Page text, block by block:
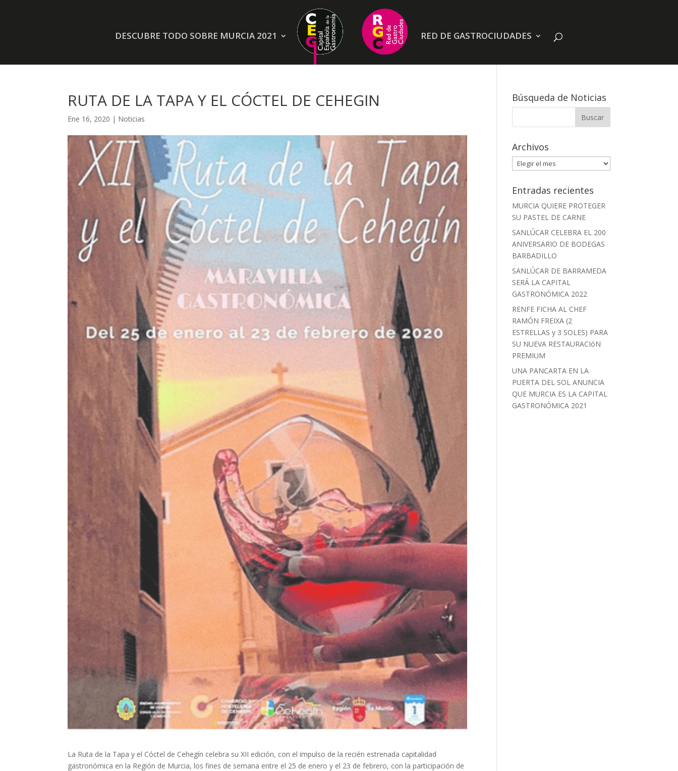
DESCUBRE TODO SOBRE MURCIA 2021 RED DE GASTROCIUDADES
RUTA DE LA TAPA Y EL CÓCTEL DE CEHEGIN
Ene 16, 2020 | Noticias
La Ruta de la Tapa y el Cóctel de Cehegín celebra su XII edición, con el impulso de la recién estrenada capitalidad
gastronómica en la Región de Murcia, los fines de semana entre el 25 de enero y el 23 de febrero, con la participación de
Búsqueda de Noticias
Archivos
Archivos
Entradas recientes
MURCIA QUIERE PROTEGER
SU PASTEL DE CARNE
SANLÚCAR CELEBRA EL 200
ANIVERSARIO DE BODEGAS
BARBADILLO
SANLÚCAR DE BARRAMEDA
SERÁ LA CAPITAL
GASTRONÓMICA 2022
RENFE FICHA AL CHEF
RAMÓN FREIXA (2
ESTRELLAS y 3 SOLES) PARA
SU NUEVA RESTAURACIóN
PREMIUM
UNA PANCARTA EN LA
PUERTA DEL SOL ANUNCIA
QUE MURCIA ES LA CAPITAL
GASTRONÓMICA 2021